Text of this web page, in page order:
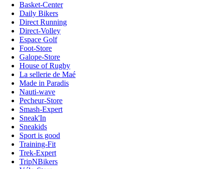
Basket-Center
Daily Bikers
Direct Running
Direct-Volley
Espace Golf
Foot-Store
Galope-Store
House of Rugby
La sellerie de Maé
Made in Paradis
Nauti-wave
Pecheur-Store
Smash-Expert
Sneak'In
Sneakids
Sport is good
Training-Fit
Trek-Expert
TripNBikers